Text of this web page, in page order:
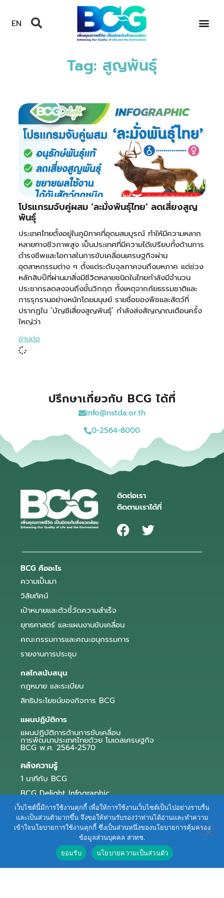
EN
Tag: สูญพันธุ์
โปรแกรมจับคู่ผสม ‘ละมั่งพันธุ์ไทย’ ลดเสี่ยงสูญ
พันธุ์
ประเทศไทยตั้งอยู่ในภูมิภาคที่อุดมสมบูรณ์ ทำให้มีความหลาก
หลายทางชีวภาพสูง เป็นประเทศที่มีความได้เปรียบทั้งด้านการ
ดำรงชีพและโอกาสในการขับเคลื่อนเศรษฐกิจผ่าน
อุตสาหกรรมต่าง ๆ ตั้งแต่ระดับจุลภาคจนถึงมหภาค แต่ช่วง
หลักสิบปีที่ผ่านมาสิ่งมีชีวิตหลายชนิดในไทยกำลังมีจำนวน
ประชากรลดลงจนถึงขั้นวิกฤต ทั้งเหตุจากภัยธรรมชาติและ
การรุกรานอย่างหนักโดยมนุษย์ รายชื่อของพืชและสัตว์ที่
ปรากฏใน ‘บัญชีเสี่ยงสูญพันธุ์’ กำลังส่งสัญญาณเตือนครั้ง
ใหญ่ว่า
อ่านต่อ
ปรึกษาเกี่ยวกับ BCG ได้ที่
info@nstda.or.th
0-2564-8000
ติดต่อเรา
ติดตามเราได้ที่
BCG คืออะไร
ความเป็นมา
วิสัยทัศน์
เป้าหมายและตัวชี้วัดความสำเร็จ
ยุทธศาสตร์ และแผนงานขับเคลื่อน
คณะกรรมการและคณะอนุกรรมการ
รายงานการประชุม
กลไกสนับสนุน
กฎหมาย และระเบียบ
สิทธิประโยชน์ของกิจการ BCG
แผนปฏิบัติการ
แผนปฏิบัติการด้านการขับเคลื่อน
การพัฒนาประเทศไทยด้วย โมเดลเศรษฐกิจ
BCG พ.ศ. 2564-2570
คลังความรู้
1 นาทีกับ BCG
BCG Delight Infographic
สื่อประชาสัมพันธ์
e-Book Series
ตัวอย่างธุรกิจ BCG
ข่าวและบทความ
เว็บไซต์นี้มีการใช้งานคุกกี้ เพื่อให้การใช้งานเว็บไซต์เป็นไปอย่างราบรื่น
และเป็นส่วนตัวมากขึ้น จึงขอให้ท่านรับรองว่าท่านได้อ่านและทำความ
เข้าใจนโยบายการใช้งานคุกกี้ ซึ่งเป็นส่วนหนึ่งของนโยบายการคุ้มครอง
ข้อมูลส่วนบุคคล สวทช.
ยอมรับ
นโยบายความเป็นส่วนตัว